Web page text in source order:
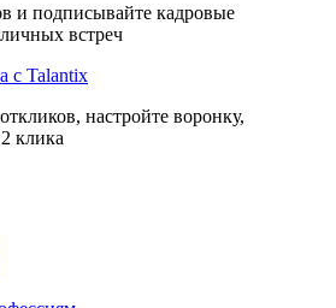
и подписывайте кадровые
встреч
с Talantix
настройте воронку,
клика